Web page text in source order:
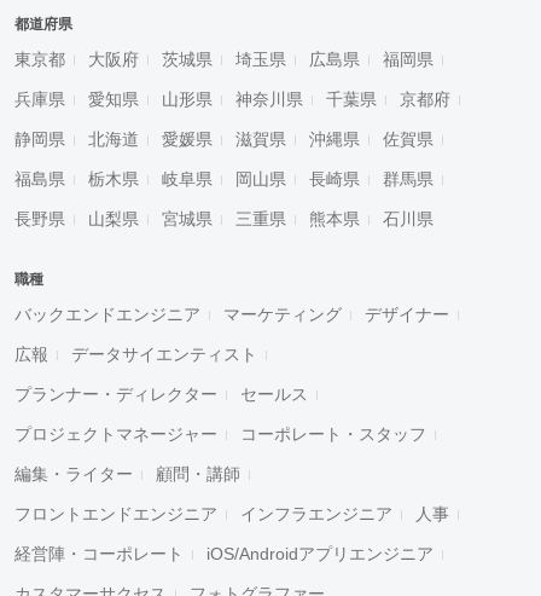
都道府県
東京都 大阪府 茨城県 埼玉県 広島県 福岡県
兵庫県 愛知県 山形県 神奈川県 千葉県 京都府
静岡県 北海道 愛媛県 滋賀県 沖縄県 佐賀県
福島県 栃木県 岐阜県 岡山県 長崎県 群馬県
長野県 山梨県 宮城県 三重県 熊本県 石川県
職種
バックエンドエンジニア マーケティング デザイナー
広報 データサイエンティスト
プランナー・ディレクター セールス
プロジェクトマネージャー コーポレート・スタッフ
編集・ライター 顧問・講師
フロントエンドエンジニア インフラエンジニア 人事
経営陣・コーポレート iOS/Androidアプリエンジニア